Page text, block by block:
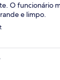
O funcionário
e limpo.